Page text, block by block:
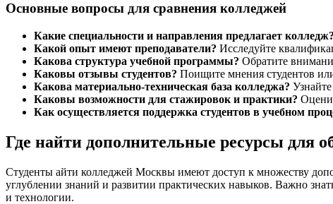
Основные вопросы для сравнения колледжей
Какие специальности и направления предлагает колледж?
Какой опыт имеют преподаватели? Исследуйте
Какова структура учебной программы? Обратите
Каковы отзывы студентов? Поищите мнения студентов
Какова материально-техническая база колледжа?
Каковы возможности для стажировок и практики?
Как осуществляется поддержка студентов в учебном
Где найти дополнительные ресурсы для
Студенты айти колледжей Москвы имеют доступ к множеству
углублении знаний и развитии практических навыков. Важно
и технологии.